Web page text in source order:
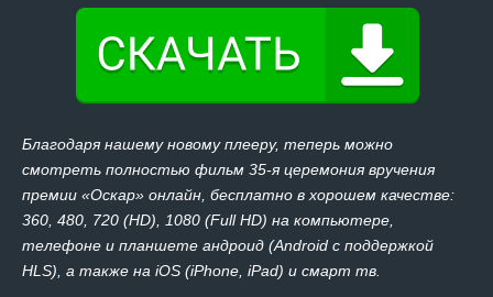
Благодаря нашему новому плееру, теперь можно
смотреть полностью фильм 35-я церемония вручения
премии «Оскар» онлайн, бесплатно в хорошем качестве:
360, 480, 720 (HD), 1080 (Full HD) на компьютере,
телефоне и планшете андроид (Android с поддержкой
HLS), а также на iOS (iPhone, iPad) и смарт тв.